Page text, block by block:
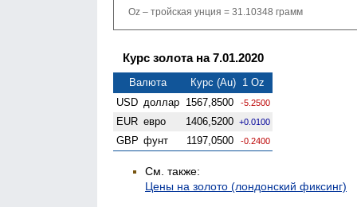
Oz – тройская унция = 31.10348 грамм
Курс золота на 7.01.2020
Валюта
Курс (Au) 1 Oz
USD доллар 1567,8500 -5.2500
EUR евро 1406,5200 +0.0100
GBP фунт 1197,0500 -0.2400
См. также:
Цены на золото (лондонский фиксинг)